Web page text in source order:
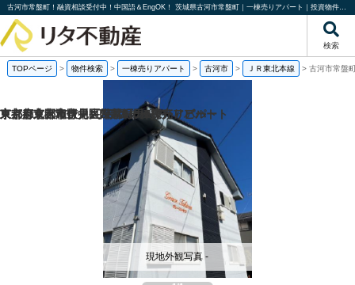
古河市常盤町！融資相談受付中！中国語＆EngOK！ 茨城県古河市常盤町｜一棟売りアパート｜投資物件や収益物件｜株式会社リタ不動産
検索
TOPページ > 物件検索 > 一棟売りアパート > 古河市 > ＪＲ東北本線 > 古河市常盤
現地外観写真 -
京都府京都市伏見区帯屋町の1棟売りビル
京都府京都市伏見区深草堀田町の
東京都東大和市中央2丁目の一棟売りアパート
東京都北区滝野川1丁目の一棟売りアパート